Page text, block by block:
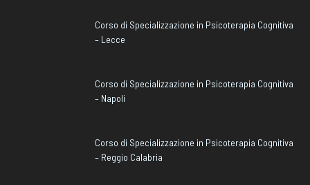
Corso di Specializzazione in Psicoterapia Cognitiva
– Lecce
Corso di Specializzazione in Psicoterapia Cognitiva
– Napoli
Corso di Specializzazione in Psicoterapia Cognitiva
– Reggio Calabria